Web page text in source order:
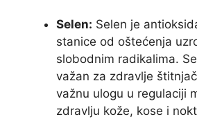
Selen: Selen je
stanice od oštećenja
slobodnim radikalima.
važan za zdravlje
važnu ulogu u regulaciji
zdravlju kože, kose i